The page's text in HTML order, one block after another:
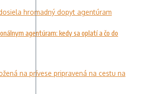
agentúram: kedy sa oplatí a čo do